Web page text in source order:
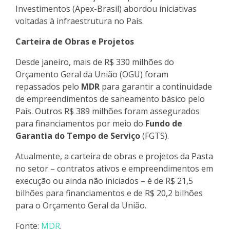
Investimentos (Apex-Brasil) abordou iniciativas
voltadas à infraestrutura no País.
Carteira de Obras e Projetos
Desde janeiro, mais de R$ 330 milhões do
Orçamento Geral da União (OGU) foram
repassados pelo MDR para garantir a continuidade
de empreendimentos de saneamento básico pelo
País. Outros R$ 389 milhões foram assegurados
para financiamentos por meio do Fundo de
Garantia do Tempo de Serviço(FGTS).
Atualmente, a carteira de obras e projetos da Pasta
no setor – contratos ativos e empreendimentos em
execução ou ainda não iniciados – é de R$ 21,5
bilhões para financiamentos e de R$ 20,2 bilhões
para o Orçamento Geral da União.
Fonte: MDR.